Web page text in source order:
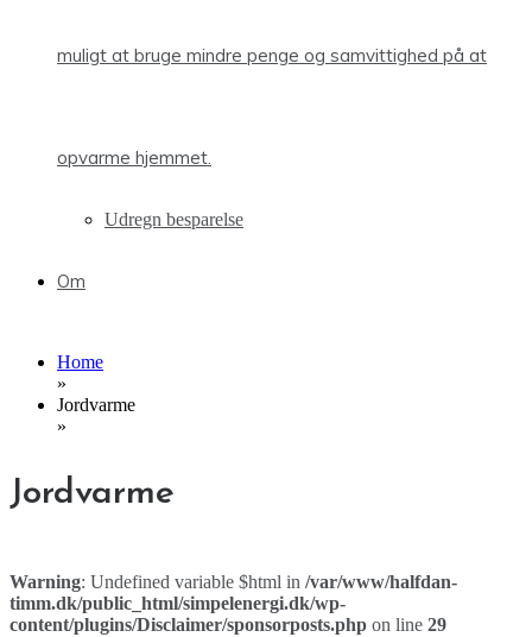
muligt at bruge mindre penge og samvittighed på at
opvarme hjemmet.
Udregn besparelse
Om
Home
»
Jordvarme
»
Jordvarme
Warning: Undefined variable $html in /var/www/halfdan-
timm.dk/public_html/simpelenergi.dk/wp-
content/plugins/Disclaimer/sponsorposts.php on line 29